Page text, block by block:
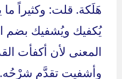
هَلَكة. قلت: وكثيراً ما
يُكفيك ويُشفيك بضم
المعنى لأن أكفأت
وأشفيت تقدَّم